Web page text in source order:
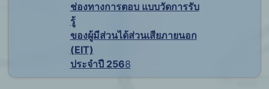
ช่องทางการตอบ แบบวัดการรับ
รู้
ของผู้มีส่วนได้ส่วนเสียภายนอก
(EIT)
ประจำปี 2568